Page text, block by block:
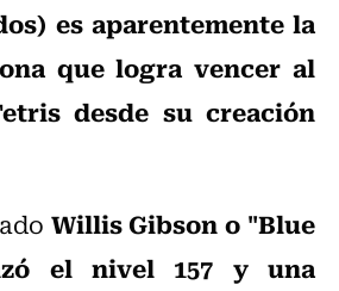
es aparentemente la
que logra vencer al
desde su creación
Willis Gibson o "Blue
el nivel 157 y una